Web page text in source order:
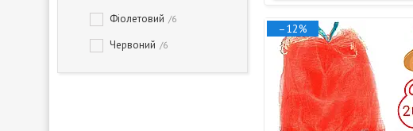
Фіолетовий 6
Червоний 6
–12%